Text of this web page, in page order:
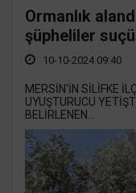
Ormanlık
şüpheliler
10-10-2024 09:40
MERSİN'İN SİLİFKE
UYUŞTURUCU
BELİRLENEN...